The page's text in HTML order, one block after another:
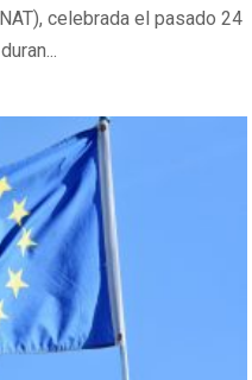
celebrada el pasado 24